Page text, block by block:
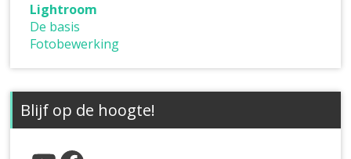
Lightroom
De basis
Fotobewerking
Blijf op de hoogte!